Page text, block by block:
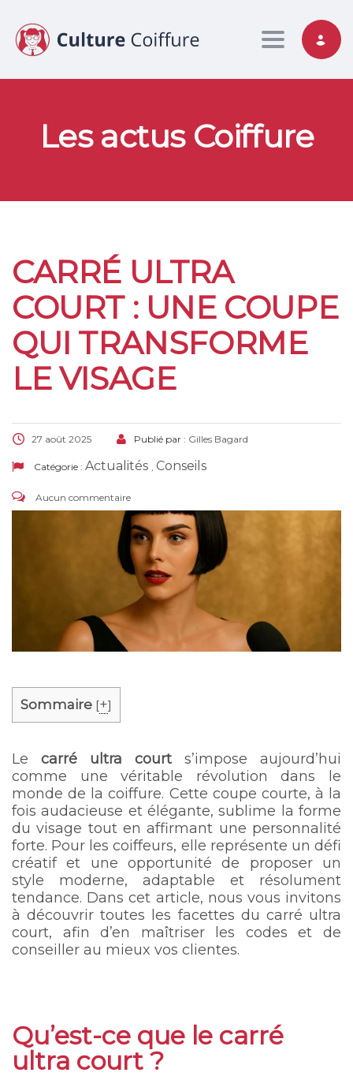
Toggle
Les actus Coiffure
CARRÉ ULTRA
COURT : UNE COUPE
QUI TRANSFORME
LE VISAGE
27 août 2025 Publié par : Gilles Bagard
Catégorie : Actualités , Conseils
Aucun commentaire
Sommaire [+]
Le carré ultra courts’impose aujourd’hui
comme une véritable révolution dans le
monde de la coiffure. Cette coupe courte, à la
fois audacieuse et élégante, sublime la forme
du visage tout en affirmant une personnalité
forte. Pour les coiffeurs, elle représente un défi
créatif et une opportunité de proposer un
style moderne, adaptable et résolument
tendance. Dans cet article, nous vous invitons
à découvrir toutes les facettes du carré ultra
court, afin d’en maîtriser les codes et de
conseiller au mieux vos clientes.
Qu’est-ce que le carré
ultra court ?